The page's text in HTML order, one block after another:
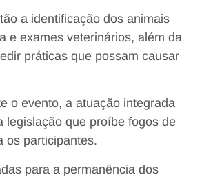
a identificação dos animais
e exames veterinários, além da
práticas que possam causar
o evento, a atuação integrada
legislação que proíbe fogos de
os participantes.
para a permanência dos